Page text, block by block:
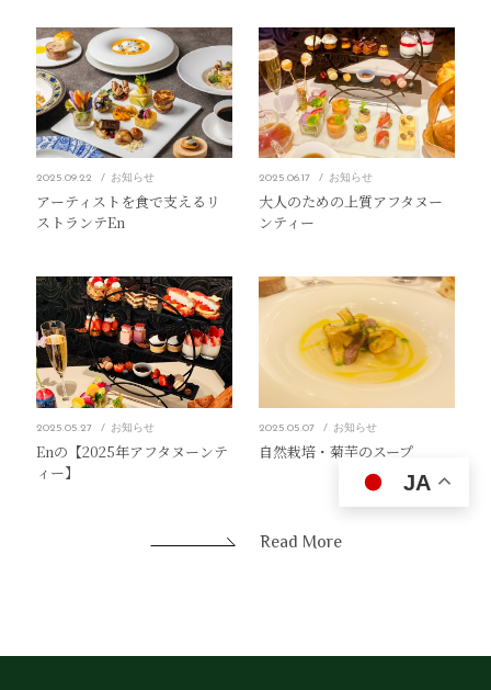
2025.09.22 お知らせ
アーティストを食で支えるリ
ストランテEn
2025.06.17 お知らせ
大人のための上質アフタヌー
ンティー
2025.05.27 お知らせ
Enの【2025年アフタヌーンテ
ィー】
2025.05.07 お知らせ
自然栽培・菊芋のスープ
Read More
JA